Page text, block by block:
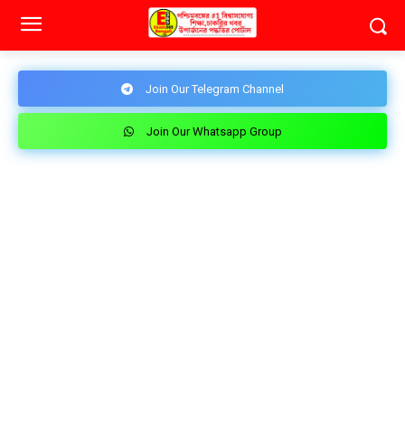
Join Our Telegram Channel
Join Our Whatsapp Group